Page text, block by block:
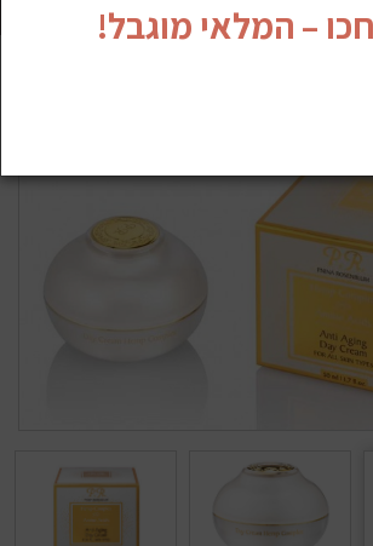
– המלאי מוגבל!